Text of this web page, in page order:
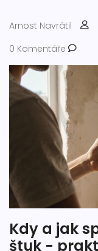
Arnost Navrátil
0 Komentáře
Kdy a jak
štuk -